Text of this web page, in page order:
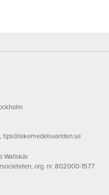
,tips@lakemedelsvarlden.se
Wallskär
org. nr. 802000-1577